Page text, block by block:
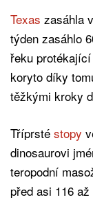
Texas zasáhla
týden zasáhlo
řeku
koryto díky
těžkými kroky
Tříprsté stopy
dinosaurovi
teropodní
před asi 116